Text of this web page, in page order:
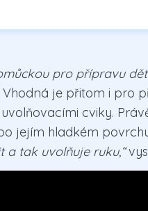
pro přípravu
je přitom i pro
cviky.
jejím hladkém
a tak uvolňuje ruku,“